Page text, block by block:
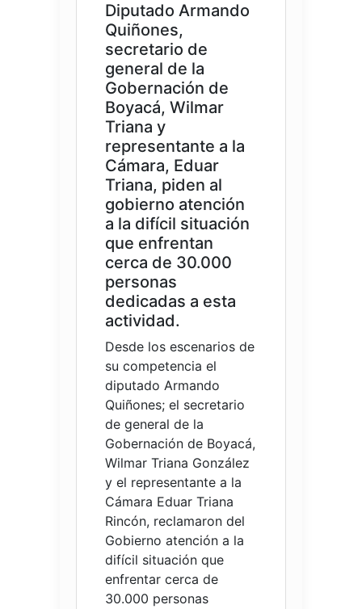
Diputado Armando
Quiñones,
secretario de
general de la
Gobernación de
Boyacá, Wilmar
Triana y
representante a la
Cámara, Eduar
Triana, piden al
gobierno atención
a la difícil situación
que enfrentan
cerca de 30.000
personas
dedicadas a esta
actividad.
Desde los escenarios de
su competencia el
diputado Armando
Quiñones; el secretario
de general de la
Gobernación de Boyacá,
Wilmar Triana González
y el representante a la
Cámara Eduar Triana
Rincón, reclamaron del
Gobierno atención a la
difícil situación que
enfrentar cerca de
30.000 personas